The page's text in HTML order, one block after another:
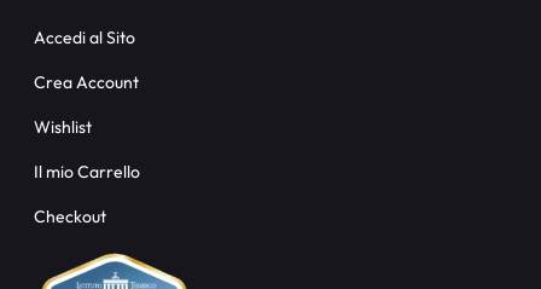
Accedi al Sito
Crea Account
Wishlist
Il mio Carrello
Checkout